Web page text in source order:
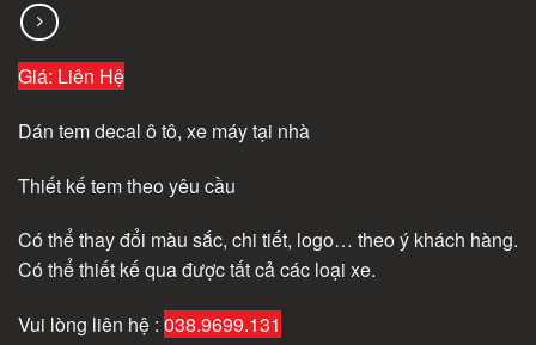
Giá: Liên Hệ
Dán tem decal ô tô, xe máy tại nhà
Thiết kế tem theo yêu cầu
Có thể thay đổi màu sắc, chi tiết, logo… theo ý khách hàng.
Có thể thiết kế qua được tất cả các loại xe.
Vui lòng liên hệ : 038.9699.131